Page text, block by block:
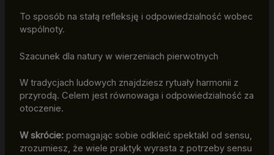
To sposób na stałą refleksję i odpowiedzialność wobec
wspólnoty.
Szacunek dla natury w wierzeniach pierwotnych
W tradycjach ludowych znajdziesz rytuały harmonii z
przyrodą. Celem jest równowaga i odpowiedzialność za
otoczenie.
W skrócie:pomagając sobie odkleić spektakl od sensu,
zrozumiesz, że wiele praktyk wyrasta z potrzeby sensu